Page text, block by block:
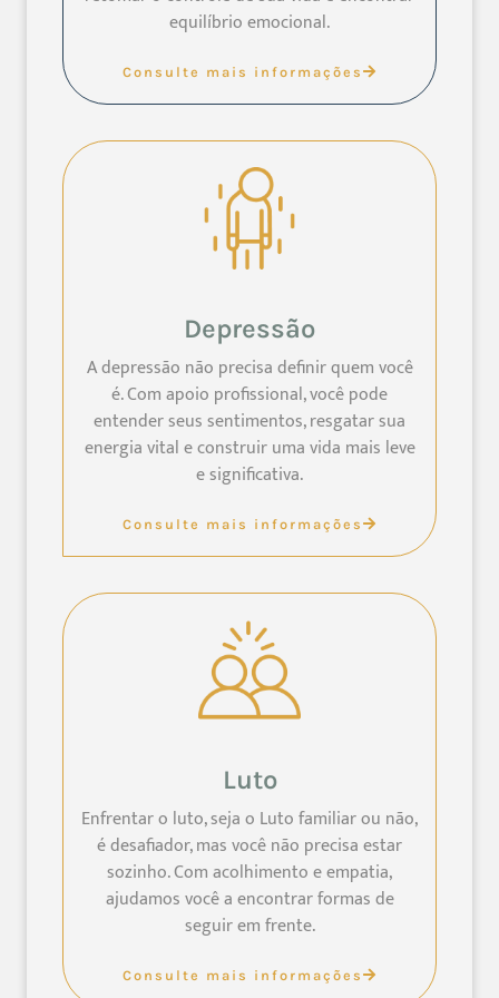
equilíbrio emocional.
Consulte mais informações
Depressão
A depressão não precisa definir quem você
é. Com apoio profissional, você pode
entender seus sentimentos, resgatar sua
energia vital e construir uma vida mais leve
e significativa.
Consulte mais informações
Luto
Enfrentar o luto, seja o Luto familiar ou não,
é desafiador, mas você não precisa estar
sozinho. Com acolhimento e empatia,
ajudamos você a encontrar formas de
seguir em frente.
Consulte mais informações